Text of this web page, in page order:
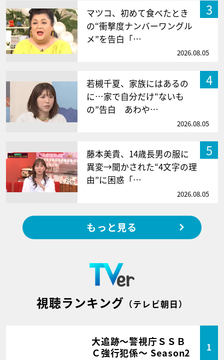
3
マツコ、初めて食べたとき
の“衝撃度ナンバーワングル
メ”を告白「…
2026.08.05
4
若槻千夏、家族にはあるの
に…家で自分だけ“ないも
の”告白 あわや…
2026.08.05
5
藤本美貴、14歳長男の服に
異変→聞かされた“4文字の理
由”に困惑「…
2026.08.05
もっと見る
視聴ランキング （テレビ朝日）
大追跡～警視庁ＳＳＢ
Ｃ強行犯係～ Season2
1